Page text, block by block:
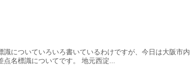
識についていろいろ書いているわけですが、今日は大阪市内
点名標識についてです。 地元西淀...